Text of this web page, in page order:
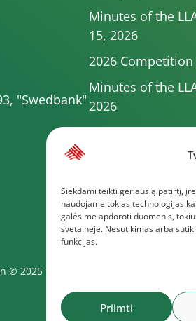
Siekdami teikti geriausią patirtį,
naudojame tokias technologijas
galėsime apdoroti duomenis,
svetainėje. Nesutikimas arba
funkcijas.
Priimti
"Swedbank"
Minutes of the
15, 2026
2026
Minutes of the
2026
Minutes of the
Committee of 1
Board of 25 June
More documents
© 2025